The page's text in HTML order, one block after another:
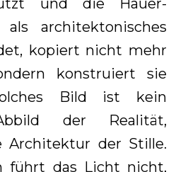
und die Hauer-
als architektonisches
kopiert nicht mehr
konstruiert sie
Bild ist kein
der Realität,
Architektur der Stille.
führt das Licht nicht,